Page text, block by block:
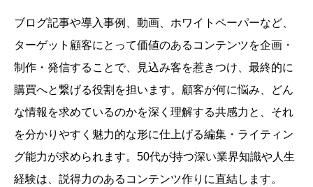
ブログ記事や導入事例、動画、ホワイトペーパーなど、
ターゲット顧客にとって価値のあるコンテンツを企画・
制作・発信することで、見込み客を惹きつけ、最終的に
購買へと繋げる役割を担います。顧客が何に悩み、どん
な情報を求めているのかを深く理解する共感力と、それ
を分かりやすく魅力的な形に仕上げる編集・ライティン
グ能力が求められます。50代が持つ深い業界知識や人生
経験は、説得力のあるコンテンツ作りに直結します。